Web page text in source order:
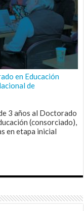
en Educación
de
3 años al Doctorado
(consorciado),
en etapa inicial